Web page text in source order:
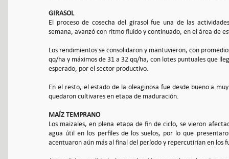
GIRASOL
El proceso de cosecha del girasol fue una de las
semana, avanzó con ritmo fluido y continuado, en el área de
Los rendimientos se consolidaron y mantuvieron, con
qq/ha y máximos de 31 a 32 qq/ha, con lotes puntuales que
esperado, por el sector productivo.
En el resto, el estado de la oleaginosa fue desde bueno a
quedaron cultivares en etapa de maduración.
MAÍZ TEMPRANO
Los maizales, en plena etapa de fin de ciclo, se vieron
agua útil en los perfiles de los suelos, por lo que
acentuaron aún más al final del período y repercutirían en los